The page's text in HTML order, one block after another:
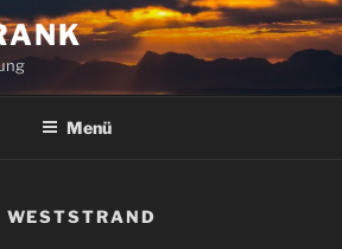
Menü
WESTSTRAND